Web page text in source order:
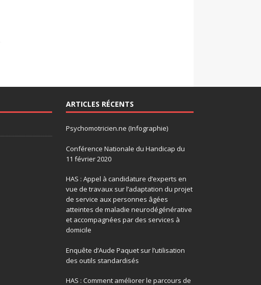
ARTICLES RÉCENTS
Psychomotricien.ne (Infographie)
Conférence Nationale du Handicap du
11 février 2020
HAS : Appel à candidature d’experts en
vue de travaux sur l’adaptation du projet
de service aux personnes âgées
atteintes de maladie neurodégénérative
et accompagnées par des services à
domicile
Enquête d’Aude Paquet sur l’utilisation
des outils standardisés
HAS : Comment améliorer le parcours de